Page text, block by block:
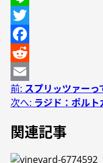
Line
Twitter
Facebook
Reddit
Email
投
稿
ナ
ビ
前: スプリッツァーっ
次へ: ラジド：ポル
関連記事